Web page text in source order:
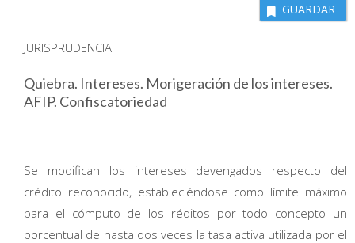
GUARDAR
JURISPRUDENCIA
Quiebra. Intereses. Morigeración de los intereses.
AFIP. Confiscatoriedad
Se modifican los intereses devengados respecto del
crédito reconocido, estableciéndose como límite máximo
para el cómputo de los réditos por todo concepto un
porcentual de hasta dos veces la tasa activa utilizada por el